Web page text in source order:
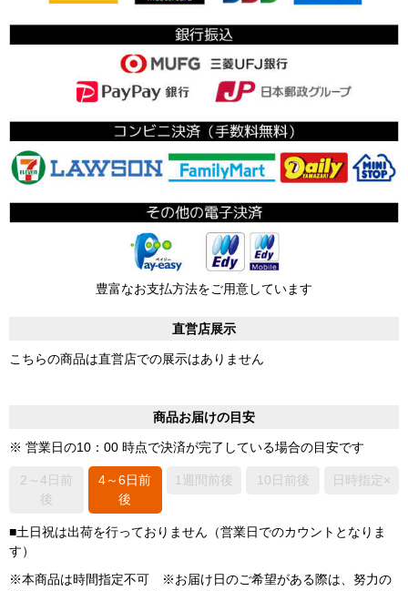
豊富なお支払方法をご用意しています
直営店展示
こちらの商品は直営店での展示はありません
商品お届けの目安
※ 営業日の10：00 時点で決済が完了している場合の目安です
2～4日前
後
4～6日前
後
1週間前後 10日前後 日時指定×
■土日祝は出荷を行っておりません（営業日でのカウントとなりま
す）
※本商品は時間指定不可 ※お届け日のご希望がある際は、努力の